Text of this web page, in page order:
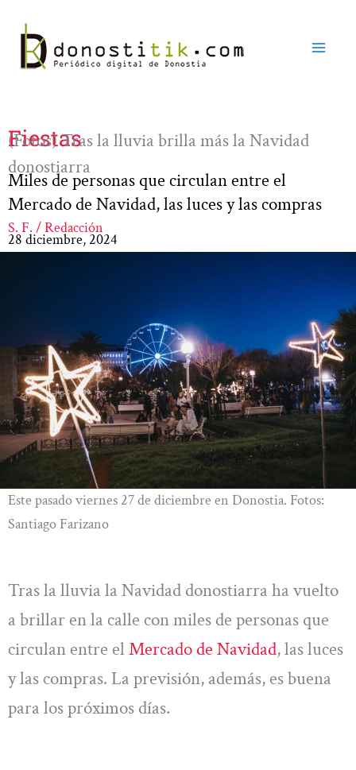
contenido
Fiestas
(Fotos) Tras la lluvia brilla más la Navidad
donostiarra
Miles de personas que circulan entre el
Mercado de Navidad, las luces y las compras
S. F. / Redacción
28 diciembre, 2024
Este pasado viernes 27 de diciembre en Donostia. Fotos:
Santiago Farizano
Tras la lluvia la Navidad donostiarra ha vuelto
a brillar en la calle con miles de personas que
circulan entre el Mercado de Navidad, las luces
y las compras. La previsión, además, es buena
para los próximos días.